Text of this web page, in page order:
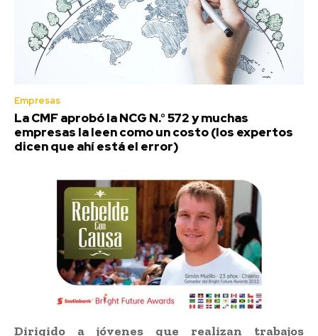
Empresas
La CMF aprobó la NCG N.° 572 y muchas
empresas la leen como un costo (los expertos
dicen que ahí está el error)
Dirigido a jóvenes que realizan trabajos